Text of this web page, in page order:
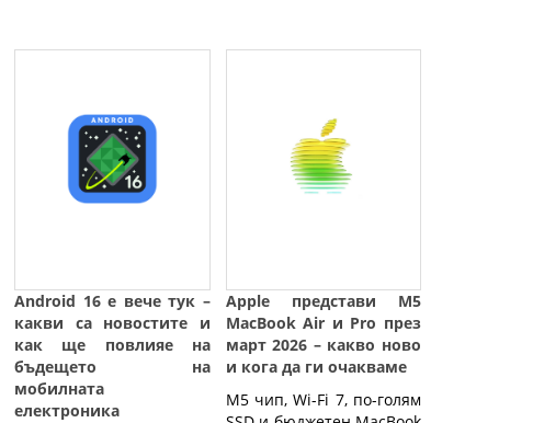
Android 16 е вече тук –
какви са новостите и
как ще повлияе на
бъдещето на
мобилната
електроника
Apple представи M5
MacBook Air и Pro през
март 2026 – какво ново
и кога да ги очакваме
M5 чип, Wi-Fi 7, по-голям